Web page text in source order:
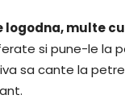
multe
si pune-le la
sa cante la